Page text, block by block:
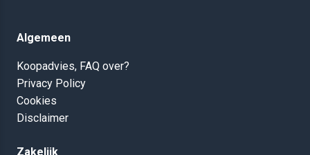
Algemeen
Koopadvies, FAQ over?
Privacy Policy
Cookies
Disclaimer
Zakelijk